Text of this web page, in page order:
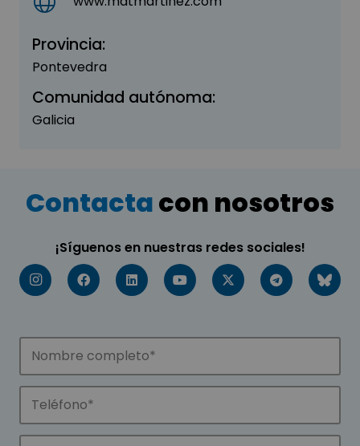
Provincia:
Pontevedra
Comunidad autónoma:
Galicia
Contactacon nosotros
¡Síguenos en nuestras redes sociales!